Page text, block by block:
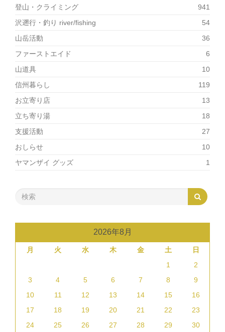
登山・クライミング
941
沢遡行・釣り river/fishing
54
山岳活動
36
ファーストエイド
6
山道具
10
信州暮らし
119
お立寄り店
13
立ち寄り湯
18
支援活動
27
おしらせ
10
ヤマンザイ グッズ
1
2026年8月
月 火 水 木 金 土
日
1
2
3
4 5 6 7 8
9
10
11 12 13 14 15
16
17
18 19 20 21 22
23
24
25 26 27 28 29
30